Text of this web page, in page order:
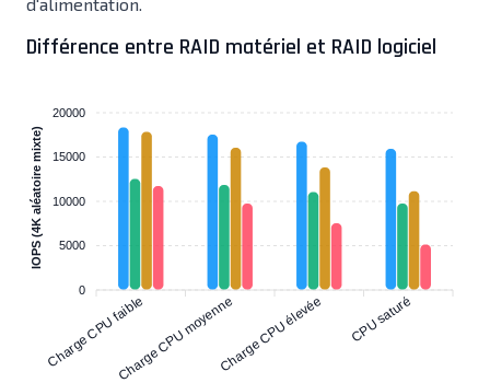
d'alimentation.
Différence entre RAID matériel et RAID logiciel
20000
15000
10000
5000
0
IOPS (4K aléatoire mixte)
Charge CPU faibleCharge CPU moyenneCharge CPU élevée CPU saturé